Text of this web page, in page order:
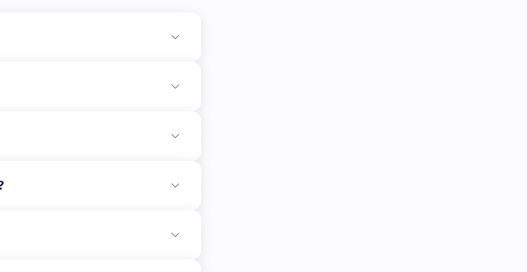
několika blocích řadových rodinných domů
je dokončená asi z 60 %.\n\n\n* Blok
%, včetně chodníků a parkovacích stání pro